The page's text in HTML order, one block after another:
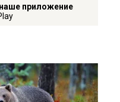
приложение